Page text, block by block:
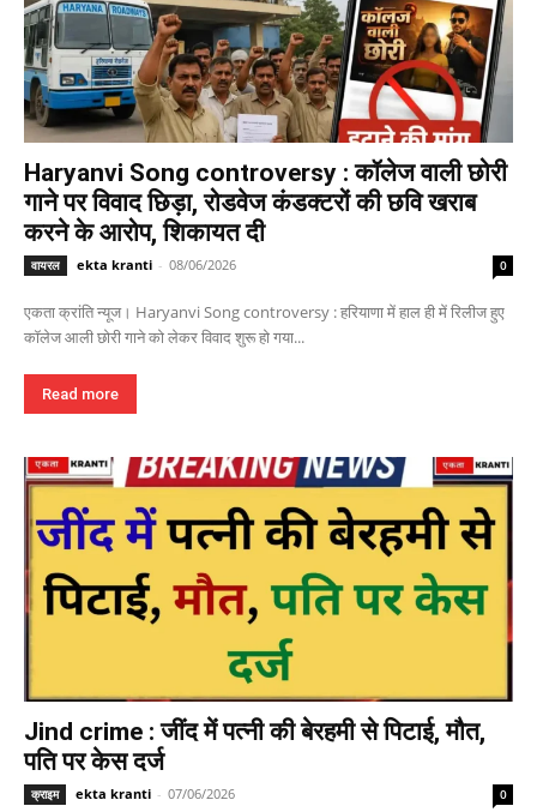
Haryanvi Song controversy : कॉलेज वाली छोरी
गाने पर विवाद छिड़ा, रोडवेज कंडक्टरों की छवि खराब
करने के आरोप, शिकायत दी
वायरल ekta kranti - 08/06/2026 0
एकता क्रांति न्यूज। Haryanvi Song controversy : हरियाणा में हाल ही में रिलीज हुए
कॉलेज आली छोरी गाने को लेकर विवाद शुरू हो गया...
Read more
Jind crime : जींद में पत्नी की बेरहमी से पिटाई, मौत,
पति पर केस दर्ज
क्राइम ekta kranti - 07/06/2026 0